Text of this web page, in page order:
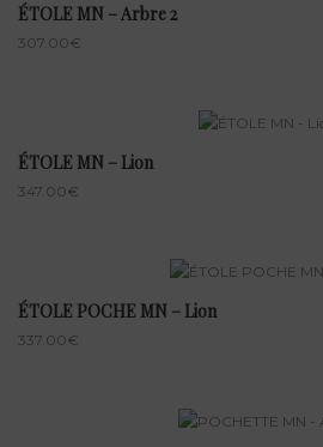
ÉTOLE MN – Arbre 2
307.00€
ÉTOLE MN – Lion
347.00€
ÉTOLE POCHE MN – Lion
337.00€